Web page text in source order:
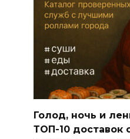
Голод, ночь и
ТОП-10 доставок